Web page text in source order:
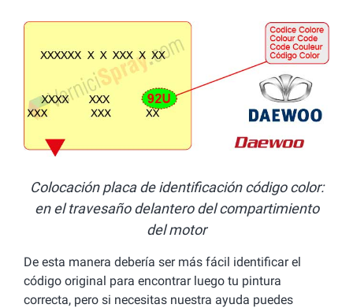
Colocación placa de identificación código color:
en el travesaño delantero del compartimiento
del motor
De esta manera debería ser más fácil identificar el
código original para encontrar luego tu pintura
correcta, pero si necesitas nuestra ayuda puedes